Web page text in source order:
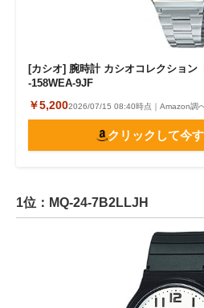
[カシオ] 腕時計 カシオコレクション
-158WEA-9JF
￥5,2002026/07/15 08:40時点｜Amazon調
クリックして今
1位：MQ-24-7B2LLJH